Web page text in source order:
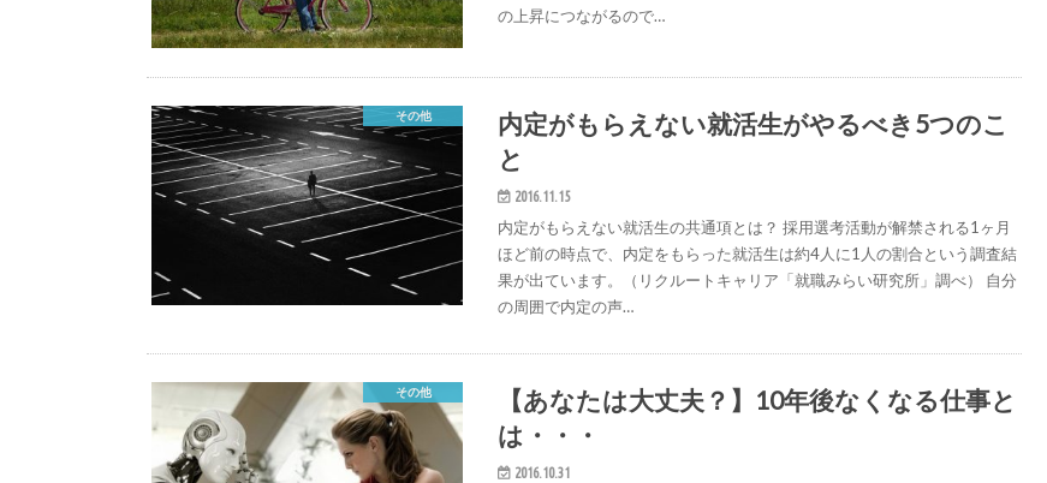
の上昇につながるので…
その他
内定がもらえない就活生がやるべき5つのこ
と
2016.11.15
内定がもらえない就活生の共通項とは？ 採用選考活動が解禁される1ヶ月
ほど前の時点で、内定をもらった就活生は約4人に1人の割合という調査結
果が出ています。（リクルートキャリア「就職みらい研究所」調べ） 自分
の周囲で内定の声…
その他
【あなたは大丈夫？】10年後なくなる仕事と
は・・・
2016.10.31